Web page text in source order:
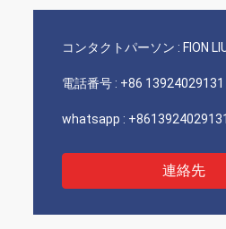
接触します
コンタクトパーソン : FION
電話番号 : +86 13924029131
whatsapp : +8613924029131
連絡先